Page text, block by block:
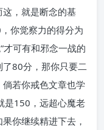
，就是断念的基
你觉察力的得分为
才可有和邪念一战的
80分，那你只要二
若你戒色文章也学
是150，远超心魔老
你继续精进下去，